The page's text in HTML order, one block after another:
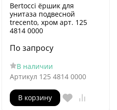
Bertocci ёршик для
унитаза подвесной
trecento, хром арт. 125
4814 0000
По запросу
В наличии
Артикул 125 4814 0000
В корзину